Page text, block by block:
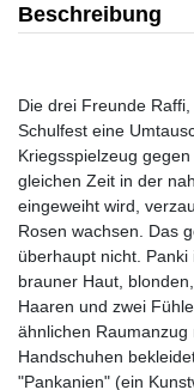
Beschreibung
Die drei Freunde
Schulfest eine
Kriegsspielzeug
gleichen Zeit in der
eingeweiht wird,
Rosen wachsen. Das
überhaupt nicht.
brauner Haut,
Haaren und zwei
ähnlichen
Handschuhen
"Pankanien" (ein